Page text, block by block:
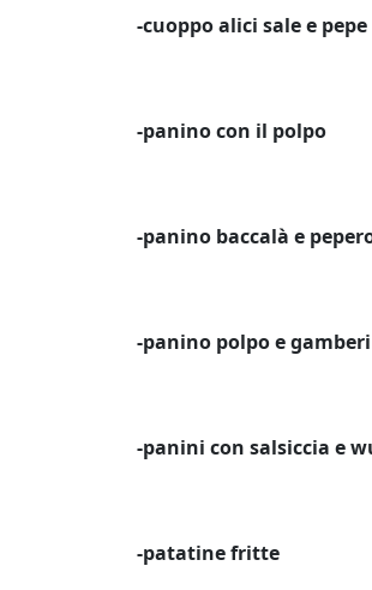
-cuoppo alici sale e pepe
-panino con il polpo
-panino baccalà e
-panino polpo e gamberi
-panini con salsiccia e
-patatine fritte